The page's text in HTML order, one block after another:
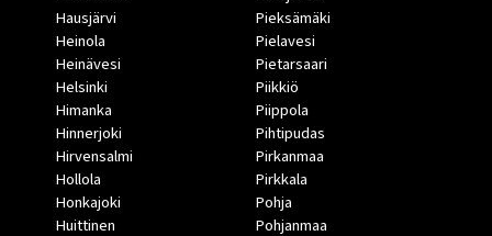
Hausjärvi
Heinola
Heinävesi
Helsinki
Himanka
Hinnerjoki
Hirvensalmi
Hollola
Honkajoki
Huittinen
Pieksämäki
Pielavesi
Pietarsaari
Piikkiö
Piippola
Pihtipudas
Pirkanmaa
Pirkkala
Pohja
Pohjanmaa